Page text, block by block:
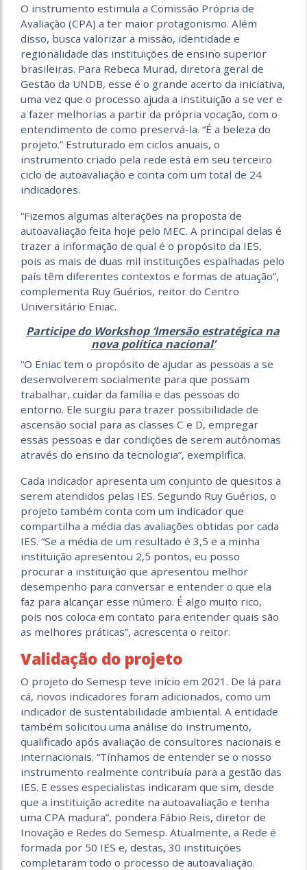
O instrumento estimula a Comissão Própria de
Avaliação (CPA) a ter maior protagonismo. Além
disso, busca valorizar a missão, identidade e
regionalidade das instituições de ensino superior
brasileiras. Para Rebeca Murad, diretora geral de
Gestão da UNDB, esse é o grande acerto da iniciativa,
uma vez que o processo ajuda a instituição a se ver e
a fazer melhorias a partir da própria vocação, com o
entendimento de como preservá-la. “É a beleza do
projeto.” Estruturado em ciclos anuais, o
instrumento criado pela rede está em seu terceiro
ciclo de autoavaliação e conta com um total de 24
indicadores.
“Fizemos algumas alterações na proposta de
autoavaliação feita hoje pelo MEC. A principal delas é
trazer a informação de qual é o propósito da IES,
pois as mais de duas mil instituições espalhadas pelo
país têm diferentes contextos e formas de atuação”,
complementa Ruy Guérios, reitor do Centro
Universitário Eniac.
Participe do Workshop ‘Imersão estratégica na
nova política nacional’
“O Eniac tem o propósito de ajudar as pessoas a se
desenvolverem socialmente para que possam
trabalhar, cuidar da família e das pessoas do
entorno. Ele surgiu para trazer possibilidade de
ascensão social para as classes C e D, empregar
essas pessoas e dar condições de serem autônomas
através do ensino da tecnologia”, exemplifica.
Cada indicador apresenta um conjunto de quesitos a
serem atendidos pelas IES. Segundo Ruy Guérios, o
projeto também conta com um indicador que
compartilha a média das avaliações obtidas por cada
IES. “Se a média de um resultado é 3,5 e a minha
instituição apresentou 2,5 pontos, eu posso
procurar a instituição que apresentou melhor
desempenho para conversar e entender o que ela
faz para alcançar esse número. É algo muito rico,
pois nos coloca em contato para entender quais são
as melhores práticas”, acrescenta o reitor.
Validação do projeto
O projeto do Semesp teve início em 2021. De lá para
cá, novos indicadores foram adicionados, como um
indicador de sustentabilidade ambiental. A entidade
também solicitou uma análise do instrumento,
qualificado após avaliação de consultores nacionais e
internacionais. “Tínhamos de entender se o nosso
instrumento realmente contribuía para a gestão das
IES. E esses especialistas indicaram que sim, desde
que a instituição acredite na autoavaliação e tenha
uma CPA madura”, pondera Fábio Reis, diretor de
Inovação e Redes do Semesp. Atualmente, a Rede é
formada por 50 IES e, destas, 30 instituições
completaram todo o processo de autoavaliação.